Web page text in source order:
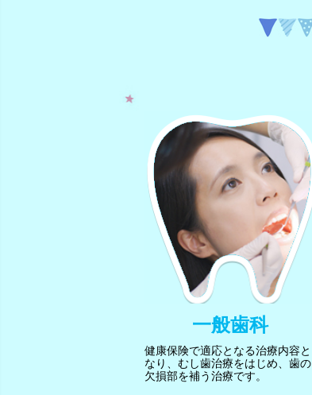
一般歯科
健康保険で適応となる治療内容と
なり、むし歯治療をはじめ、歯の
欠損部を補う治療です。